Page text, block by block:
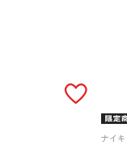
ナイキ